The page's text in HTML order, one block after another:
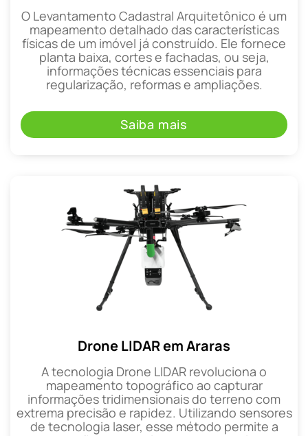
O Levantamento Cadastral Arquitetônico é um
mapeamento detalhado das características
físicas de um imóvel já construído. Ele fornece
planta baixa, cortes e fachadas, ou seja,
informações técnicas essenciais para
regularização, reformas e ampliações.
Saiba mais
Drone LIDAR em Araras
A tecnologia Drone LIDAR revoluciona o
mapeamento topográfico ao capturar
informações tridimensionais do terreno com
extrema precisão e rapidez. Utilizando sensores
de tecnologia laser, esse método permite a